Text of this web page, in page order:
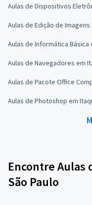
Aulas de Dispositivos
Aulas de Edição de
Aulas de Informática
Aulas de Navegadores em
Aulas de Pacote Office
Aulas de Photoshop em
Encontre Aulas
São Paulo